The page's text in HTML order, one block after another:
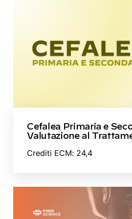
Cefalea Primaria e
Valutazione al
Crediti ECM: 24,4